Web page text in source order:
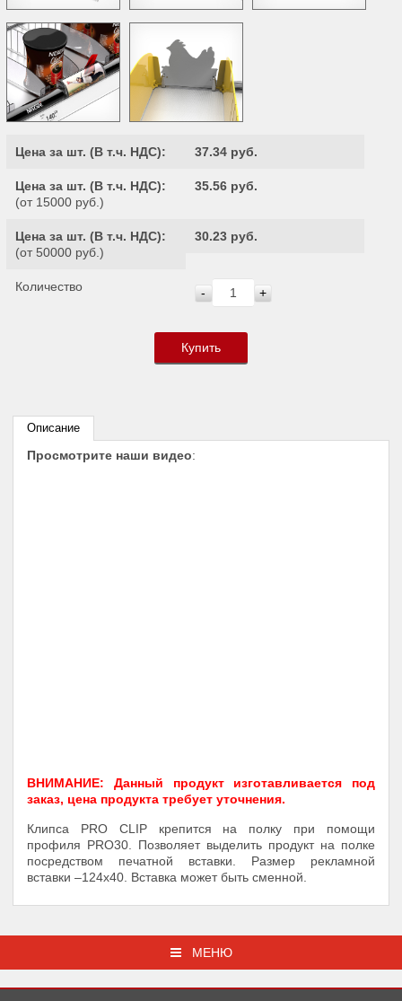
Цена за шт. (В т.ч. НДС): 37.34 руб.
Цена за шт. (В т.ч. НДС):
(от 15000 руб.)
35.56 руб.
Цена за шт. (В т.ч. НДС):
(от 50000 руб.)
30.23 руб.
Количество - +
Купить
Описание
Просмотрите наши видео:
ВНИМАНИЕ: Данный продукт изготавливается под
заказ, цена продукта требует уточнения.
Клипса PRO CLIP крепится на полку при помощи
профиля PRO30. Позволяет выделить продукт на полке
посредством печатной вставки. Размер рекламной
вставки –124х40. Вставка может быть сменной.
МЕНЮ